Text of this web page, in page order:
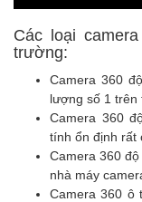
Các loại
trường:
Camera 360
lượng số 1 trên
Camera 360
tính ổn định rất
Camera 360
nhà máy
Camera 360 ô